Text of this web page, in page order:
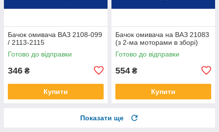
Бачок омивача ВАЗ 2108-099
/ 2113-2115
Готово до відправки
346 ₴
Купити
Бачок омивача на ВАЗ 21083
(з 2-ма моторами в зборі)
Готово до відправки
554 ₴
Купити
Показати ще